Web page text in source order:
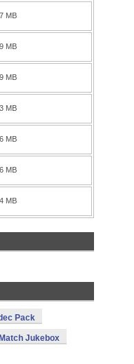
MB
MB
MB
MB
MB
MB
MB
Pack
Jukebox